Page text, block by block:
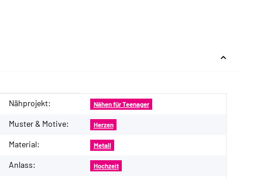
Produkteigenschaft
Wert
Nähprojekt: Nähen für Teenager
Muster & Motive: Herzen
Material: Metall
Anlass: Hochzeit